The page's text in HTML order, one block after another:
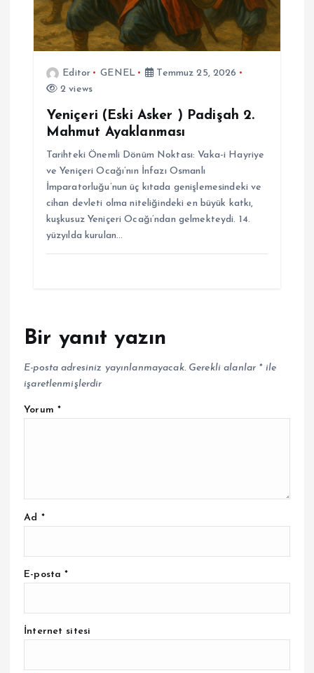
Editor GENEL
Temmuz 25, 2026
2 views
Yeniçeri (Eski Asker ) Padişah 2.
Mahmut Ayaklanması
Tarihteki Önemli Dönüm Noktası: Vaka-i Hayriye
ve Yeniçeri Ocağı’nın İnfazı Osmanlı
İmparatorluğu’nun üç kıtada genişlemesindeki ve
cihan devleti olma niteliğindeki en büyük katkı,
kuşkusuz Yeniçeri Ocağı’ndan gelmekteydi. 14.
yüzyılda kurulan…
Bir yanıt yazın
E-posta adresiniz yayınlanmayacak. Gerekli alanlar *ile
işaretlenmişlerdir
Yorum *
Ad *
E-posta*
İnternet sitesi